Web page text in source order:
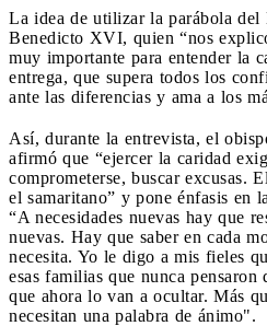
La idea de utilizar la parábola del
Benedicto XVI, quien “nos
muy importante para entender la
entrega, que supera todos los
ante las diferencias y ama a los
Así, durante la entrevista, el
afirmó que “ejercer la caridad
comprometerse, buscar excusas.
el samaritano” y pone énfasis en
“A necesidades nuevas hay que
nuevas. Hay que saber en cada
necesita. Yo le digo a mis fieles
esas familias que nunca
que ahora lo van a ocultar. Más
necesitan una palabra de ánimo".